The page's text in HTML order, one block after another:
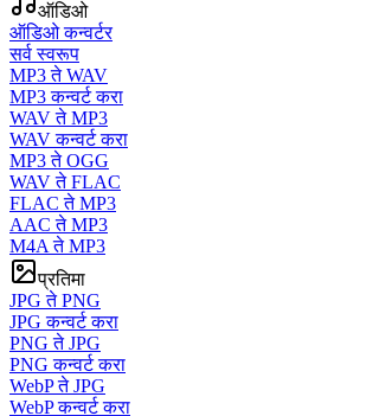
ऑडिओ
ऑडिओ कन्वर्टर
सर्व स्वरूप
MP3 ते WAV
MP3 कन्वर्ट करा
WAV ते MP3
WAV कन्वर्ट करा
MP3 ते OGG
WAV ते FLAC
FLAC ते MP3
AAC ते MP3
M4A ते MP3
प्रतिमा
JPG ते PNG
JPG कन्वर्ट करा
PNG ते JPG
PNG कन्वर्ट करा
WebP ते JPG
WebP कन्वर्ट करा